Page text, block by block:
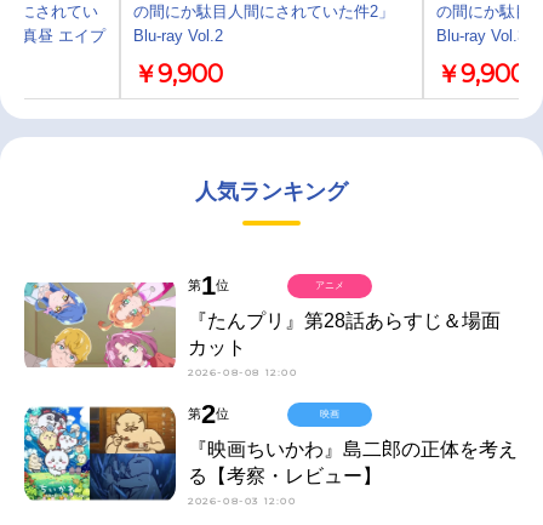
にされてい
名真昼 エイプ
の間にか駄目人間にされていた件2」
Blu-ray Vol.2
￥9,900
の間にか駄目
Blu-ray Vol.3
￥9,900
人気ランキング
第1位
『たんプリ』第28話あらすじ＆場面
カット
2026-08-08 12:00
アニメ
第2位
『映画ちいかわ』島二郎の正体を考え
る【考察・レビュー】
2026-08-03 12:00
映画